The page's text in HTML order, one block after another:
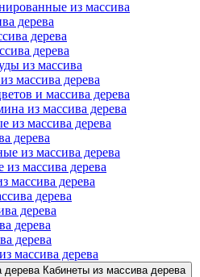
из массива
дерева
дерева
дерева
из массива
массива дерева
и массива дерева
из массива дерева
из массива дерева
дерева
из массива дерева
массива дерева
массива дерева
дерева
дерева
дерева
дерева
массива дерева
Кабинеты из массива дерева